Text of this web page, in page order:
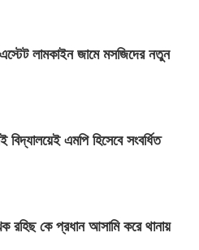
লামকাইন জামে মসজিদের নতুন
এমপি হিসেবে সংবর্ধিত
রহিছ কে প্রধান আসামি করে থানায়